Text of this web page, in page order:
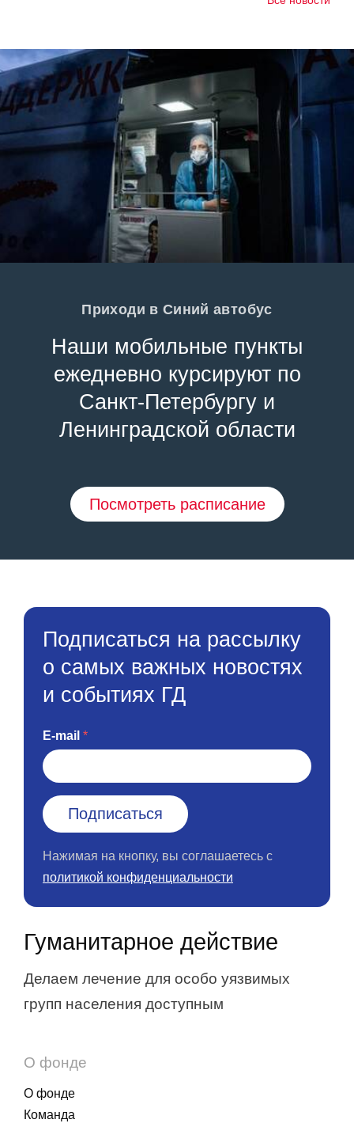
Приходи в Синий автобус
Наши мобильные пункты
ежедневно курсируют по
Санкт-Петербургу и
Ленинградской области
Посмотреть расписание
Подписаться на рассылку
о самых важных новостях
и событиях ГД
E-mail
Нажимая на кнопку, вы соглашаетесь с
политикой конфиденциальности
Гуманитарное действие
Делаем лечение для особо уязвимых
групп населения доступным
О фонде
О фонде
Команда